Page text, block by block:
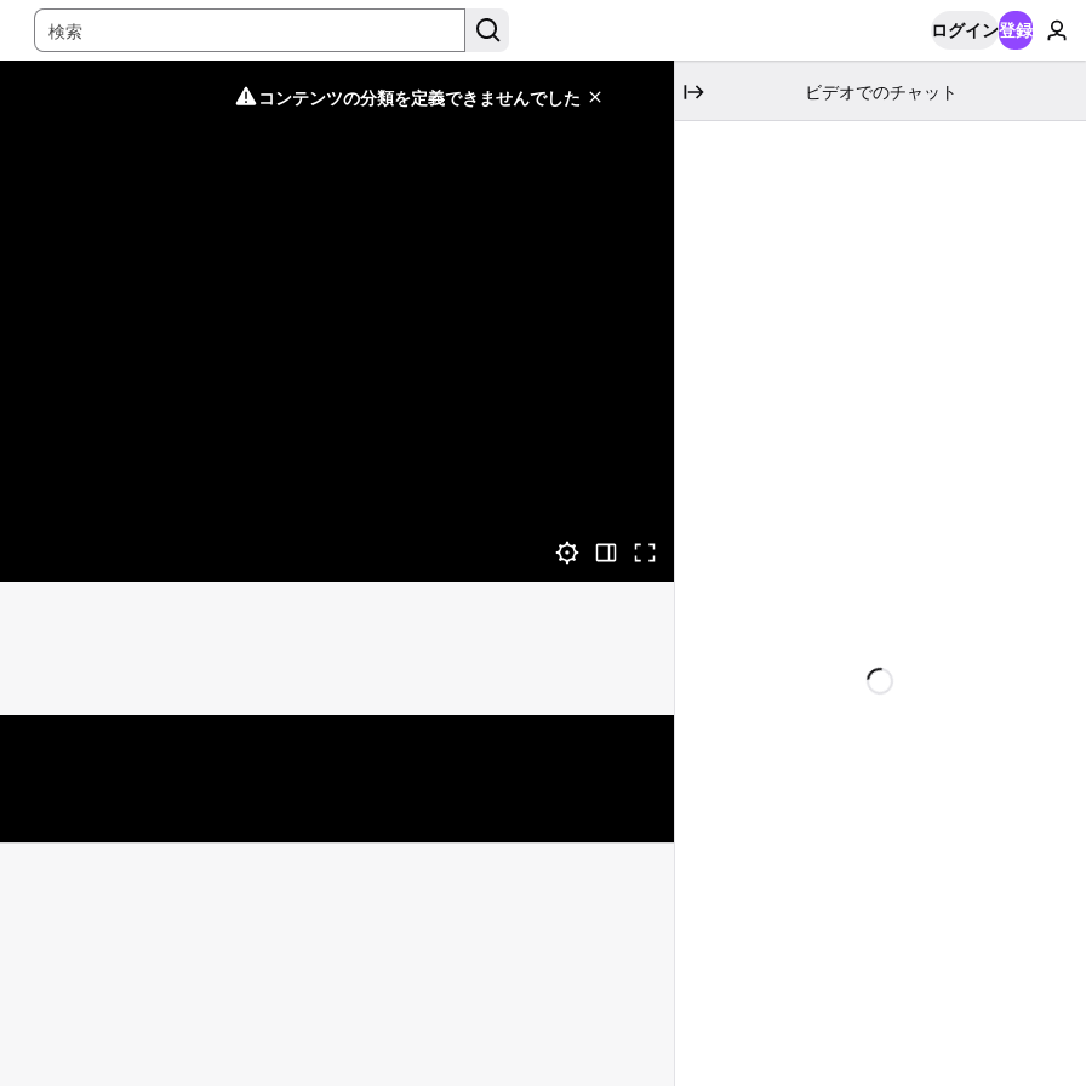
ログイン登録
コンテンツの分類を定義できませんでした ビデオでのチャット